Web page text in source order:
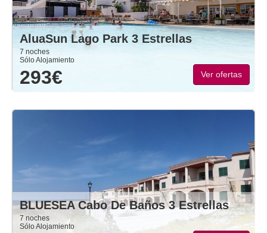
AluaSun Lago Park 3 Estrellas
7 noches
Sólo Alojamiento
293€ Ver ofertas
BLUESEA Cabo De Baños 3 Estrellas
7 noches
Sólo Alojamiento